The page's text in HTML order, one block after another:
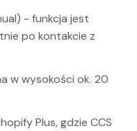
- funkcja jest
po kontakcie z
w wysokości ok. 20
Plus, gdzie CCS